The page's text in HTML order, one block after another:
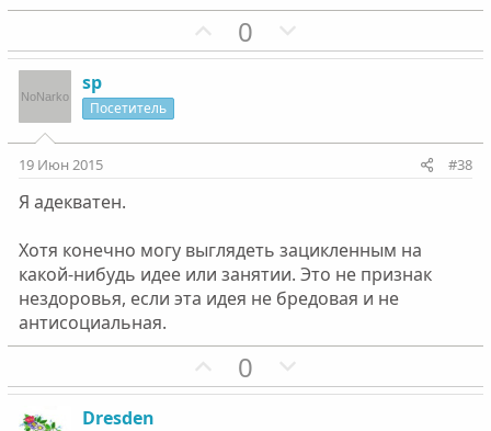
П
о
т
ы
й
г
о
л
с
0
е
т
ы
й
г
о
л
с
sp
Посетитель
19 Июн 2015 #38
Я адекватен.
Хотя конечно могу выглядеть зацикленным на
какой-нибудь идее или занятии. Это не признак
нездоровья, если эта идея не бредовая и не
антисоциальная.
П
о
0
е
Dresden